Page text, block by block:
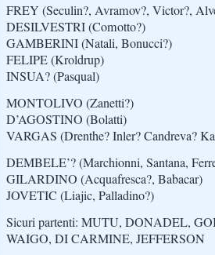
FREY (Seculin?, Avramov?, Victor?,
DESILVESTRI (Comotto?)
GAMBERINI (Natali, Bonucci?)
FELIPE (Kroldrup)
INSUA? (Pasqual)
MONTOLIVO (Zanetti?)
D’AGOSTINO (Bolatti)
VARGAS (Drenthe? Inler? Candreva?
DEMBELE’? (Marchionni, Santana,
GILARDINO (Acquafresca?, Babacar)
JOVETIC (Liajic, Palladino?)
Sicuri partenti: MUTU, DONADEL,
WAIGO, DI CARMINE, JEFFERSON